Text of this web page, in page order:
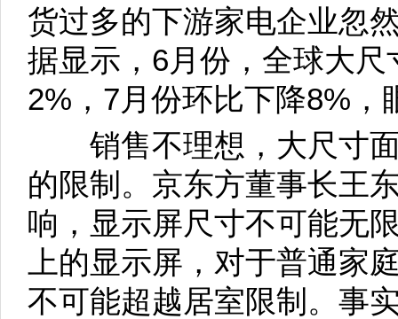
货过多的下游家电企业忽
据显示，6月份，全球大
2%，7月份环比下降8%，
销售不理想，大尺寸面
的限制。京东方董事长王
响，显示屏尺寸不可能无
上的显示屏，对于普通家
不可能超越居室限制。事